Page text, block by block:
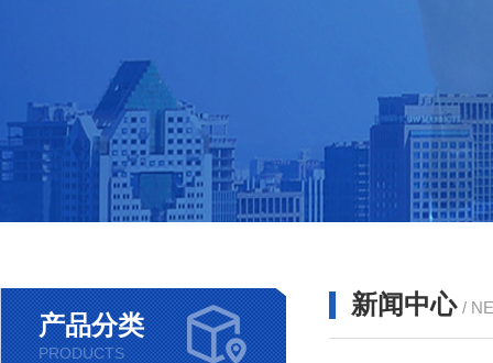
产品分类
PRODUCTS
新闻中心 /